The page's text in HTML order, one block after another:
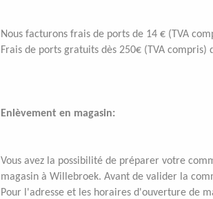
Nous facturons frais de ports de 14 € (TVA
Frais de ports gratuits dès 250€ (TVA compris)
Enlèvement en magasin:
Vous avez la possibilité de préparer votre
magasin à Willebroek. Avant de valider la
Pour l'adresse et les horaires d'ouverture de